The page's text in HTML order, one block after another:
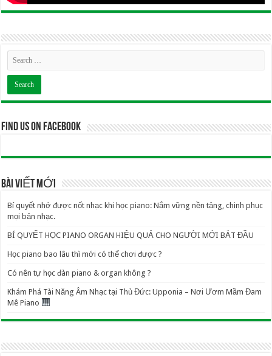
Find us on Facebook
BÀI VIẾT MỚI
Bí quyết nhớ được nốt nhạc khi học piano: Nắm vững nền tảng, chinh phục
mọi bản nhạc.
BÍ QUYẾT HỌC PIANO ORGAN HIỆU QUẢ CHO NGƯỜI MỚI BẮT ĐẦU
Học piano bao lâu thì mới có thể chơi được ?
Có nên tự học đàn piano & organ không ?
Khám Phá Tài Năng Âm Nhạc tại Thủ Đức: Upponia – Nơi Ươm Mầm Đam
Mê Piano